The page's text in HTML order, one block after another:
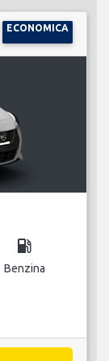
ECONOMICA
local_gas_station
Benzina